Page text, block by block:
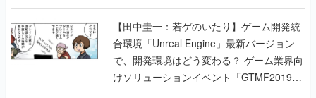
のいたり】
【田中圭一：若ゲのいたり】ゲーム開発統
合環境「Unreal Engine」最新バージョン
で、開発環境はどう変わる？ ゲーム業界向
けソリューションイベント「GTMF2019」
に行って、より理解を深めよう【PR】